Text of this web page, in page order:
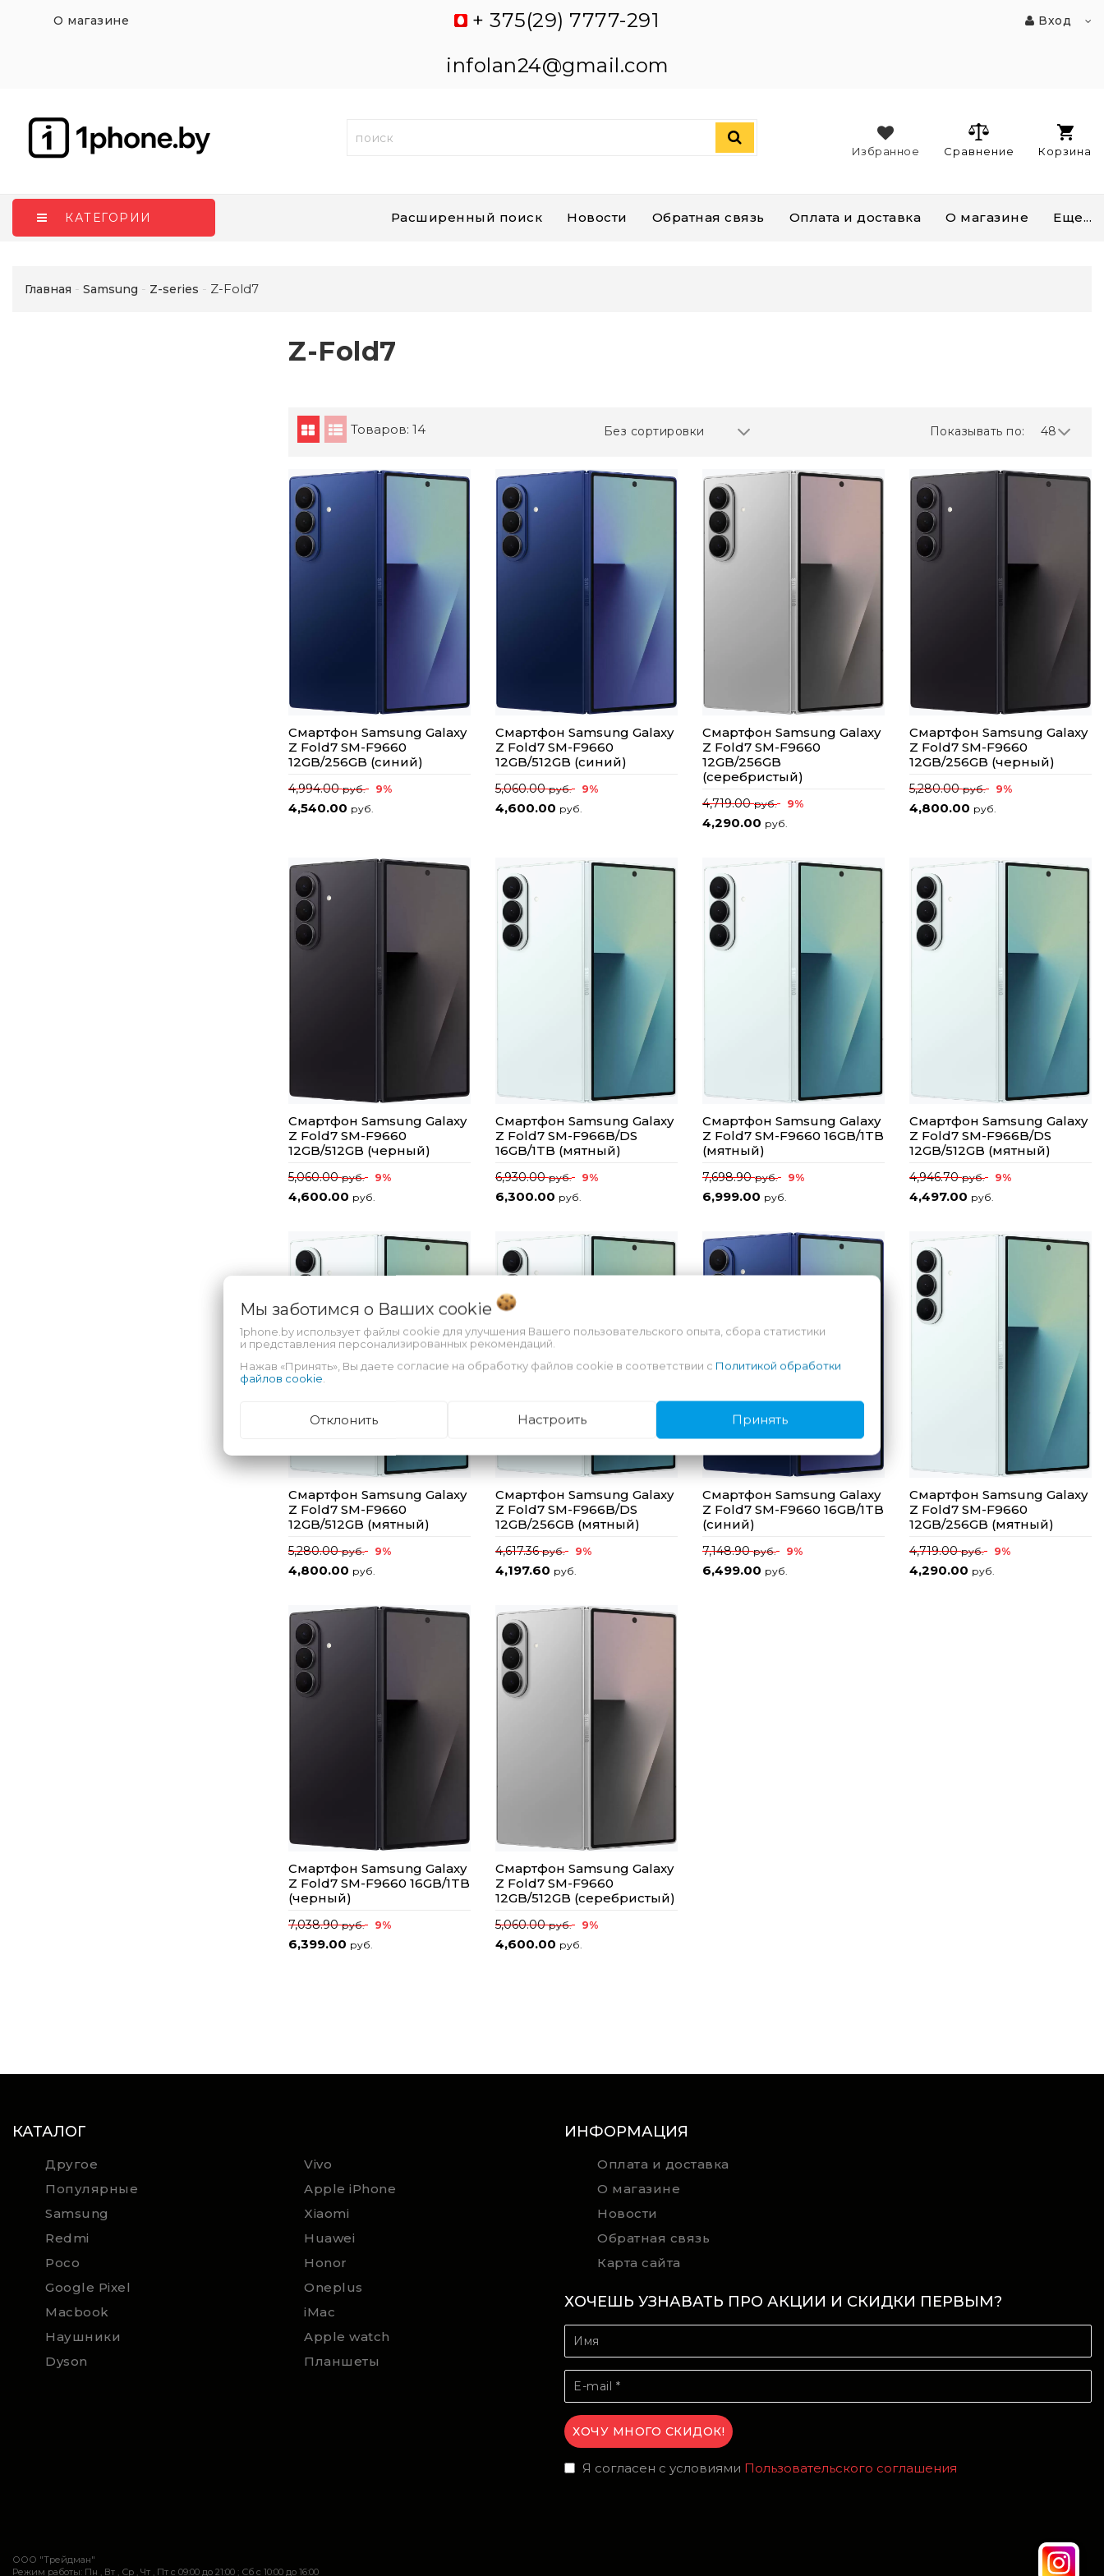
О магазине
+ 375(29) 7777-291
infolan24@gmail.com
Вход
Корзина
Сравнение
Избранное
КАТЕГОРИИ Расширенный поиск Новости Обратная связь Оплата и доставка О магазине Еще...
Главная Samsung Z-series Z-Fold7
Z-Fold7
Товаров: 14 Показывать по: 48
Без сортировки
Смартфон Samsung Galaxy
Z Fold7 SM-F9660
12GB/256GB (синий)
4,994.00руб. 9%
4,540.00 руб.
Смартфон Samsung Galaxy
Z Fold7 SM-F9660
12GB/512GB (синий)
5,060.00руб. 9%
4,600.00 руб.
Смартфон Samsung Galaxy
Z Fold7 SM-F9660
12GB/256GB
(серебристый)
4,719.00руб. 9%
4,290.00 руб.
Смартфон Samsung Galaxy
Z Fold7 SM-F9660
12GB/256GB (черный)
5,280.00руб. 9%
4,800.00 руб.
Смартфон Samsung Galaxy
Z Fold7 SM-F9660
12GB/512GB (черный)
5,060.00руб. 9%
4,600.00 руб.
Смартфон Samsung Galaxy
Z Fold7 SM-F966B/DS
16GB/1TB (мятный)
6,930.00руб. 9%
6,300.00 руб.
Смартфон Samsung Galaxy
Z Fold7 SM-F9660 16GB/1TB
(мятный)
7,698.90руб. 9%
6,999.00 руб.
Смартфон Samsung Galaxy
Z Fold7 SM-F966B/DS
12GB/512GB (мятный)
4,946.70руб. 9%
4,497.00 руб.
Смартфон Samsung Galaxy
Z Fold7 SM-F9660
12GB/512GB (мятный)
5,280.00руб. 9%
4,800.00 руб.
Смартфон Samsung Galaxy
Z Fold7 SM-F966B/DS
12GB/256GB (мятный)
4,617.36руб. 9%
4,197.60 руб.
Смартфон Samsung Galaxy
Z Fold7 SM-F9660 16GB/1TB
(синий)
7,148.90руб. 9%
6,499.00 руб.
Смартфон Samsung Galaxy
Z Fold7 SM-F9660
12GB/256GB (мятный)
4,719.00руб. 9%
4,290.00 руб.
Смартфон Samsung Galaxy
Z Fold7 SM-F9660 16GB/1TB
(черный)
7,038.90руб. 9%
6,399.00 руб.
Смартфон Samsung Galaxy
Z Fold7 SM-F9660
12GB/512GB (серебристый)
5,060.00руб. 9%
4,600.00 руб.
КАТАЛОГ
Другое
Vivo
Популярные
Apple iPhone
Samsung
Xiaomi
Redmi
Huawei
Poco
Honor
Google Pixel
Oneplus
Macbook
iMac
Наушники
Apple watch
Dyson
Планшеты
ИНФОРМАЦИЯ
Оплата и доставка
О магазине
Новости
Обратная связь
Карта сайта
ХОЧЕШЬ УЗНАВАТЬ ПРО АКЦИИ И СКИДКИ ПЕРВЫМ?
Я согласен с условиями Пользовательского соглашения
ООО "Трейдман"
Режим работы: Пн , Вт , Ср , Чт , Пт c 09:00 до 21:00 ; Сб c 10:00 до 16:00
Мы заботимся о Ваших cookie
1phone.by использует файлы cookie для улучшения Вашего пользовательского опыта, сбора статистики
и представления персонализированных рекомендаций.
Нажав «Принять», Вы даете согласие на обработку файлов cookie в соответствии с Политикой обработки
файлов cookie
Отклонить Настроить Принять